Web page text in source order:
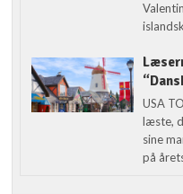
USA
læste,
sine
på